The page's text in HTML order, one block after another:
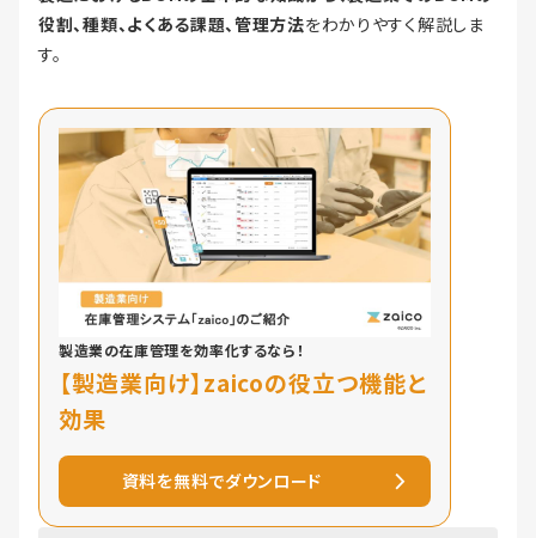
役割、種類、よくある課題、管理方法をわかりやすく解説しま
す。
製造業の在庫管理を効率化するなら！
【製造業向け】zaicoの役立つ機能と
効果
資料を無料でダウンロード